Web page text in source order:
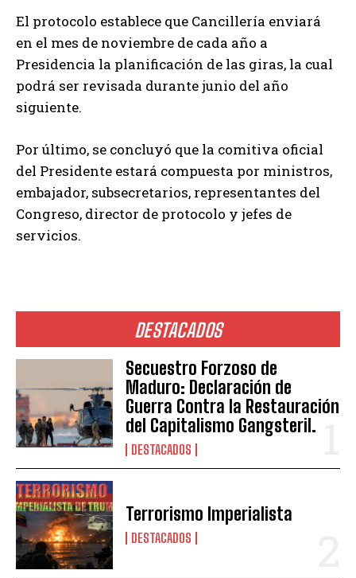
DESTACADOS
Secuestro Forzoso de
Maduro: Declaración de
Guerra Contra la Restauración
del Capitalismo Gangsteril.
DESTACADOS
Terrorismo Imperialista
DESTACADOS
El protocolo establece que Cancillería enviará
en el mes de noviembre de cada año a
Presidencia la planificación de las giras, la cual
podrá ser revisada durante junio del año
siguiente.
Por último, se concluyó que la comitiva oficial
del Presidente estará compuesta por ministros,
embajador, subsecretarios, representantes del
Congreso, director de protocolo y jefes de
servicios.